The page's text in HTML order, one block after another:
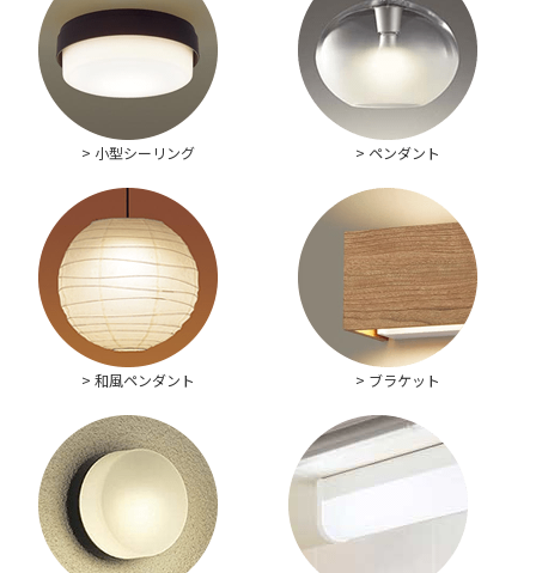
> 小型シーリング > ペンダント
> 和風ペンダント > ブラケット